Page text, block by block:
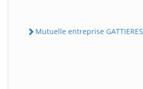
Mutuelle entreprise GATTIERES